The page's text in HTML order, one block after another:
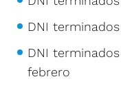
DNI
DNI
febrero